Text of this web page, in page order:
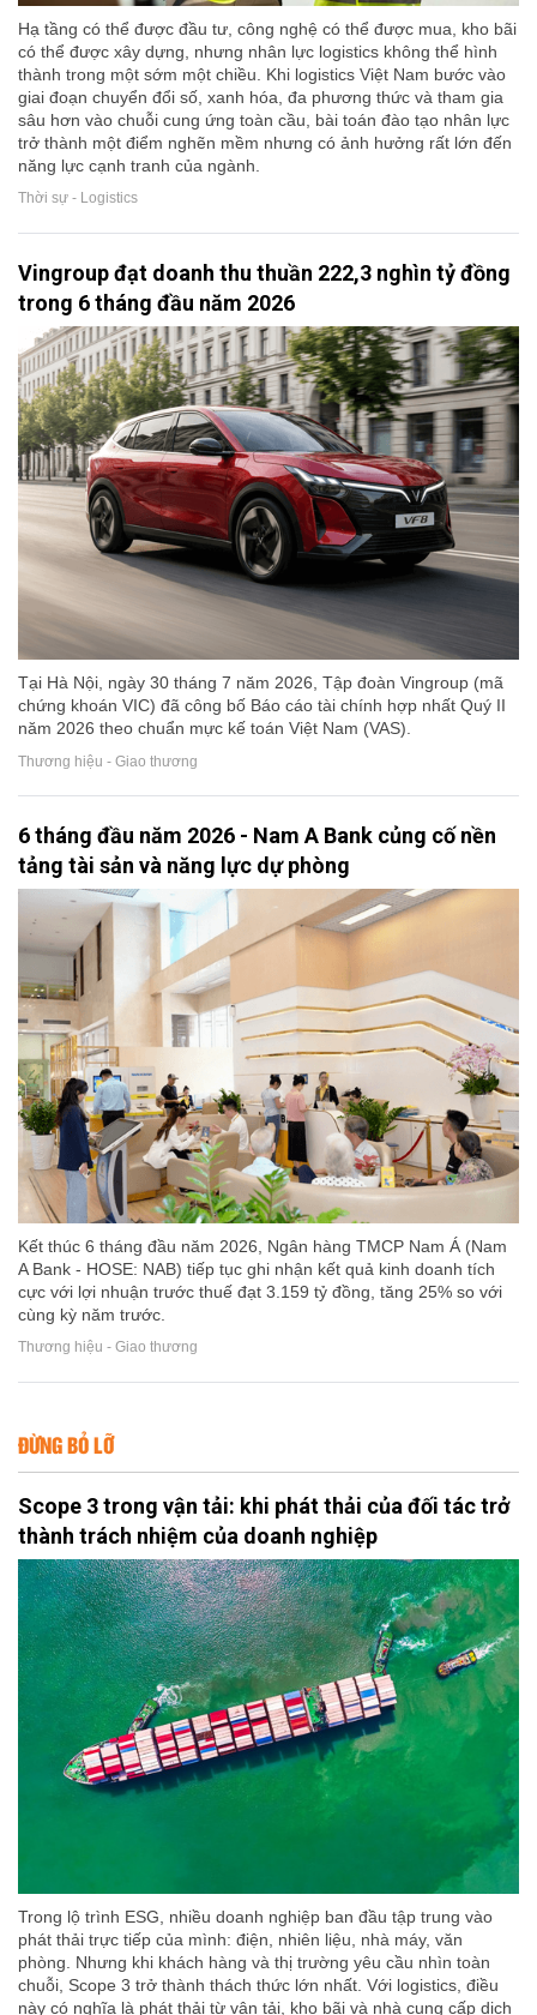
Hạ tầng có thể được đầu tư, công nghệ có thể được mua, kho bãi
có thể được xây dựng, nhưng nhân lực logistics không thể hình
thành trong một sớm một chiều. Khi logistics Việt Nam bước vào
giai đoạn chuyển đổi số, xanh hóa, đa phương thức và tham gia
sâu hơn vào chuỗi cung ứng toàn cầu, bài toán đào tạo nhân lực
trở thành một điểm nghẽn mềm nhưng có ảnh hưởng rất lớn đến
năng lực cạnh tranh của ngành.
Thời sự - Logistics
Vingroup đạt doanh thu thuần 222,3 nghìn tỷ đồng
trong 6 tháng đầu năm 2026
Tại Hà Nội, ngày 30 tháng 7 năm 2026, Tập đoàn Vingroup (mã
chứng khoán VIC) đã công bố Báo cáo tài chính hợp nhất Quý II
năm 2026 theo chuẩn mực kế toán Việt Nam (VAS).
Thương hiệu - Giao thương
6 tháng đầu năm 2026 - Nam A Bank củng cố nền
tảng tài sản và năng lực dự phòng
Kết thúc 6 tháng đầu năm 2026, Ngân hàng TMCP Nam Á (Nam
A Bank - HOSE: NAB) tiếp tục ghi nhận kết quả kinh doanh tích
cực với lợi nhuận trước thuế đạt 3.159 tỷ đồng, tăng 25% so với
cùng kỳ năm trước.
Thương hiệu - Giao thương
ĐỪNG BỎ LỠ
Scope 3 trong vận tải: khi phát thải của đối tác trở
thành trách nhiệm của doanh nghiệp
Trong lộ trình ESG, nhiều doanh nghiệp ban đầu tập trung vào
phát thải trực tiếp của mình: điện, nhiên liệu, nhà máy, văn
phòng. Nhưng khi khách hàng và thị trường yêu cầu nhìn toàn
chuỗi, Scope 3 trở thành thách thức lớn nhất. Với logistics, điều
này có nghĩa là phát thải từ vận tải, kho bãi và nhà cung cấp dịch